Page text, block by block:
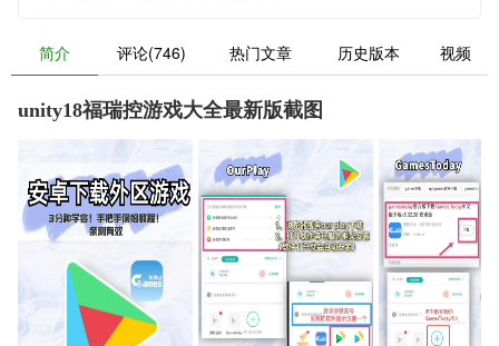
简介 评论(746) 热门文章 历史版本 视频
unity18福瑞控游戏大全最新版截图